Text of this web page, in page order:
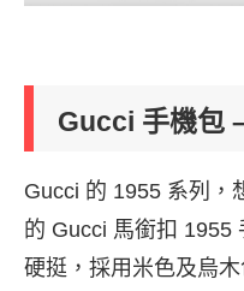
Gucci 手機包
Gucci 的 1955 系列，
的 Gucci 馬銜扣 1955
硬挺，採用米色及烏